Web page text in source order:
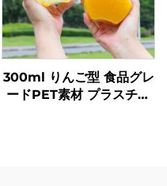
300ml りんご型 食品グレ
ードPET素材 プラスチッ